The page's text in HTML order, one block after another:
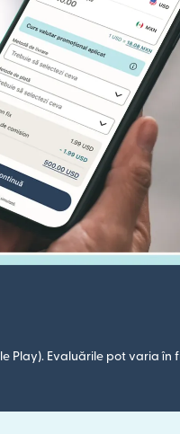
Play). Evaluările pot varia în